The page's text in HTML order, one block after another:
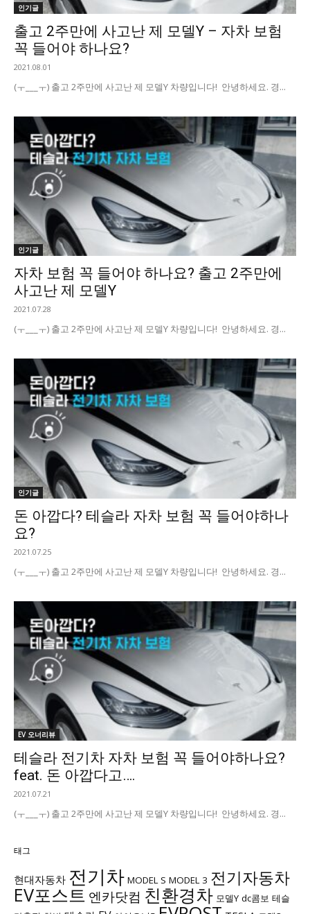
인기글
출고 2주만에 사고난 제 모델Y – 자차 보험
꼭 들어야 하나요?
2021.08.01
(ㅜ___ㅜ) 출고 2주만에 사고난 제 모델Y 차량입니다! 안녕하세요. 경...
인기글
자차 보험 꼭 들어야 하나요? 출고 2주만에
사고난 제 모델Y
2021.07.28
(ㅜ___ㅜ) 출고 2주만에 사고난 제 모델Y 차량입니다! 안녕하세요. 경...
인기글
돈 아깝다? 테슬라 자차 보험 꼭 들어야하나
요?
2021.07.25
(ㅜ___ㅜ) 출고 2주만에 사고난 제 모델Y 차량입니다! 안녕하세요. 경...
EV 오너리뷰
테슬라 전기차 자차 보험 꼭 들어야하나요?
feat. 돈 아깝다고….
2021.07.21
(ㅜ___ㅜ) 출고 2주만에 사고난 제 모델Y 차량입니다! 안녕하세요. 경...
태그
현대자동차 전기차 MODEL S MODEL 3 전기자동차
EV포스트 엔카닷컴 친환경차 모델Y dc콤보 테슬